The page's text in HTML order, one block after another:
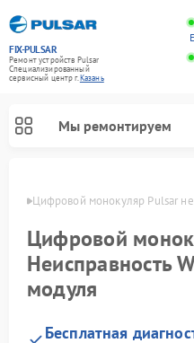
FIX-PULSAR
Ремонт устройств Pulsar
Специализированный
cервисный центр г.Казань
Мы ремонтируем
Цифровой монокуляр Pulsar
Цифровой
Неисправность
модуля
Бесплатная